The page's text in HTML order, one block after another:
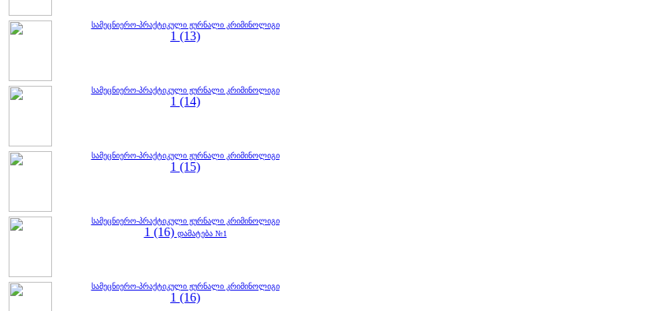
სამეცნიერო-პრაქტიკული ჟურნალი კრიმინოლიგი
1 (13)
სამეცნიერო-პრაქტიკული ჟურნალი კრიმინოლიგი
1 (14)
სამეცნიერო-პრაქტიკული ჟურნალი კრიმინოლიგი
1 (15)
სამეცნიერო-პრაქტიკული ჟურნალი კრიმინოლიგი
1 (16) დამატება №1
სამეცნიერო-პრაქტიკული ჟურნალი კრიმინოლიგი
1 (16)